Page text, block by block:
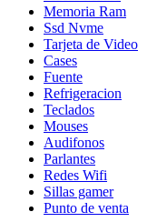
Memoria Ram
Ssd Nvme
Tarjeta de Video
Cases
Fuente
Refrigeracion
Teclados
Mouses
Audifonos
Parlantes
Redes Wifi
Sillas gamer
Punto de venta